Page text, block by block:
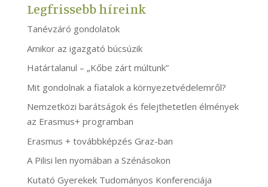
Legfrissebb híreink
Tanévzáró gondolatok
Amikor az igazgató búcsúzik
Határtalanul – „Kőbe zárt múltunk”
Mit gondolnak a fiatalok a környezetvédelemről?
Nemzetközi barátságok és felejthetetlen élmények
az Erasmus+ programban
Erasmus + továbbképzés Graz-ban
A Pilisi len nyomában a Szénásokon
Kutató Gyerekek Tudományos Konferenciája